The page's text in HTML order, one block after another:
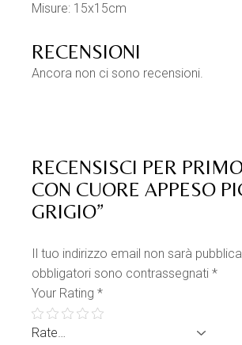
Misure: 15x15cm
RECENSIONI
Ancora non ci sono recensioni.
RECENSISCI PER
CON CUORE APPESO
GRIGIO”
Il tuo indirizzo email non sarà
obbligatori sono contrassegnati*
Your Rating*